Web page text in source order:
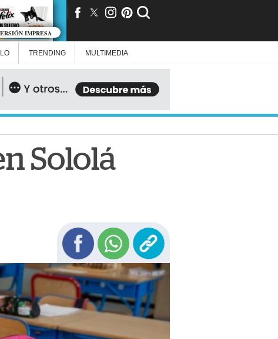
IMPRESA
TRENDING MULTIMEDIA
Sololá